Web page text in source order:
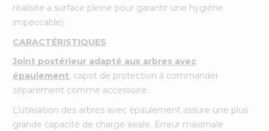
réalisée a surface pleine pour garantir une hygiène
impeccable).
CARACTÉRISTIQUES
Joint postérieur adapté aux arbres avec
épaulement; capot de protection à commander
séparément comme accessoire.
L’utilisation des arbres avec épaulement assure une plus
grande capacité de charge axiale. Erreur maximale